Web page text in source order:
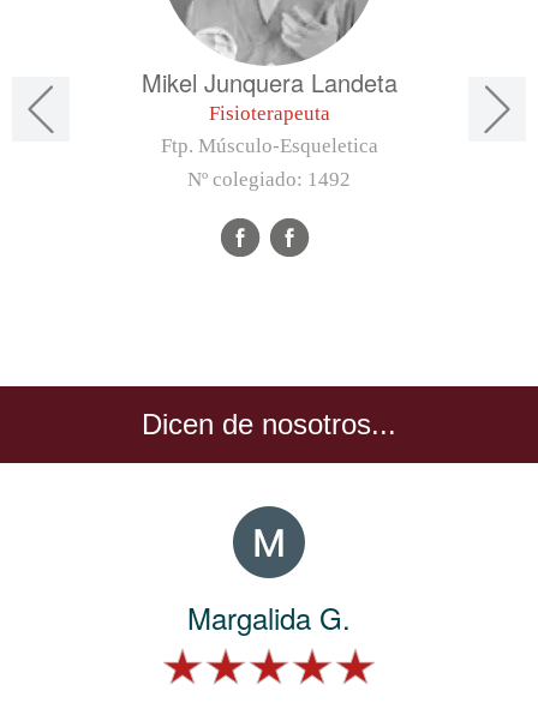
Mikel Junquera Landeta
Fisioterapeuta
Ftp. Músculo-Esqueletica
Nº colegiado: 1492
Dicen de nosotros...
Margalida G.